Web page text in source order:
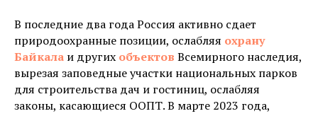
В последние два года Россия активно сдает
природоохранные позиции, ослабляя охрану
Байкала и других объектов Всемирного наследия,
вырезая заповедные участки национальных парков
для строительства дач и гостиниц, ослабляя
законы, касающиеся ООПТ. В марте 2023 года,